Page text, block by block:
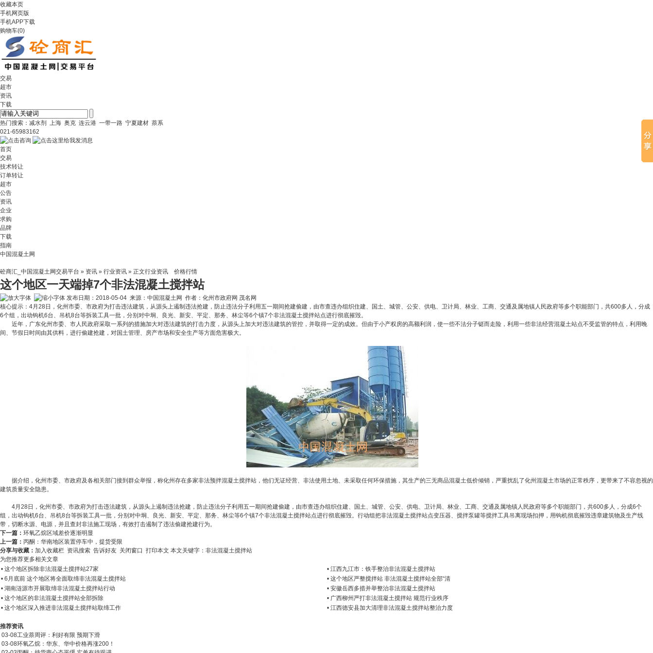
收藏本页
手机网页版
手机APP下载
购物车(0)
交易
超市
资讯
下载
热门搜索： 减水剂 上海 奥克 连云港 一带一路 宁夏建材 萘系
021-65983162
首页
交易
技术转让
订单转让
超市
公告
资讯
企业
求购
品牌
下载
指南
中国混凝土网
砼商汇_中国混凝土网交易平台 » 资讯 » 行业资讯 » 正文行业资讯 价格行情
这个地区一天端掉7个非法混凝土搅拌站
发布日期：2018-05-04 来源：中国混凝土网 作者：化州市政府网 茂名网
核心提示：4月28日，化州市委、市政府为打击违法建筑，从源头上遏制违法抢建，防止违法分子利用五一期间抢建偷建，由市查违办组织住建、国土、城管、公安、供电、卫计局、林业、工商、交通及属地镇人民政府等多个职能部门，共600多人，分成
6个组，出动钩机6台、吊机8台等拆装工具一批，分别对中垌、良光、新安、平定、那务、林尘等6个镇7个非法混凝土搅拌站点进行彻底摧毁。
近年，广东化州市委、市人民政府采取一系列的措施加大对违法建筑的打击力度，从源头上加大对违法建筑的管控，并取得一定的成效。但由于小产权房的高额利润，使一些不法分子铤而走险，利用一些非法经营混凝土站点不受监管的特点，利用晚
间、节假日时间由其供料，进行偷建抢建，对国土管理、房产市场和安全生产等方面危害极大。
据介绍，化州市委、市政府及各相关部门接到群众举报，称化州存在多家非法预拌混凝土搅拌站，他们无证经营、非法使用土地、未采取任何环保措施，其生产的三无商品混凝土低价倾销，严重扰乱了化州混凝土市场的正常秩序，更带来了不容忽视的
建筑质量安全隐患。
4月28日，化州市委、市政府为打击违法建筑，从源头上遏制违法抢建，防止违法分子利用五一期间抢建偷建，由市查违办组织住建、国土、城管、公安、供电、卫计局、林业、工商、交通及属地镇人民政府等多个职能部门，共600多人，分成6个
组，出动钩机6台、吊机8台等拆装工具一批，分别对中垌、良光、新安、平定、那务、林尘等6个镇7个非法混凝土搅拌站点进行彻底摧毁。行动组把非法混凝土搅拌站点变压器、搅拌泵罐等搅拌工具吊离现场扣押，用钩机彻底摧毁违章建筑物及生产线
带，切断水源、电源，并且查封非法施工现场，有效打击遏制了违法偷建抢建行为。
下一篇： 环氧乙烷区域差价逐渐明显
上一篇： 丙酮：华南地区装置停车中，提货受限
分享与收藏： 加入收藏栏 资讯搜索 告诉好友 关闭窗口 打印本文 本文关键字： 非法混凝土搅拌站
为您推荐更多相关文章
• 这个地区拆除非法混凝土搅拌站27家
• 江西九江市：铁手整治非法混凝土搅拌站
• 6月底前 这个地区将全面取缔非法混凝土搅拌站
• 这个地区严整搅拌站 非法混凝土搅拌站全部“清
• 湖南涟源市开展取缔非法混凝土搅拌站行动
• 安徽岳西多措并举整治非法混凝土搅拌站
• 这个地区的非法混凝土搅拌站全部拆除
• 广西柳州严打非法混凝土搅拌站 规范行业秩序
• 这个地区深入推进非法混凝土搅拌站取缔工作
• 江西德安县加大清理非法混凝土搅拌站整治力度
推荐资讯
03-08工业萘周评：利好有限 预期下滑
03-08环氧乙烷：华东、华中价格再涨200！